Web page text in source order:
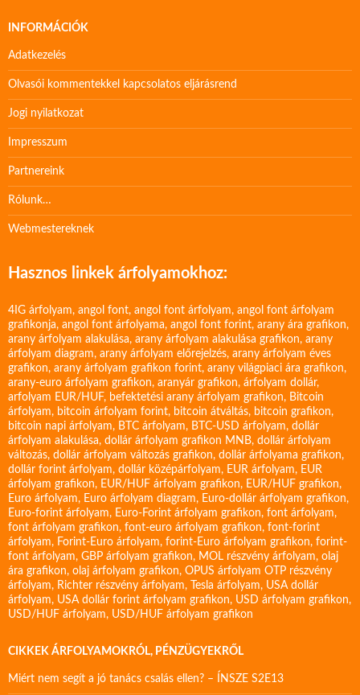
INFORMÁCIÓK
Adatkezelés
Olvasói kommentekkel kapcsolatos eljárásrend
Jogi nyilatkozat
Impresszum
Partnereink
Rólunk…
Webmestereknek
Hasznos linkek árfolyamokhoz:
4IG árfolyam, angol font, angol font árfolyam, angol font árfolyam
grafikonja, angol font árfolyama, angol font forint, arany ára grafikon,
arany árfolyam alakulása, arany árfolyam alakulása grafikon, arany
árfolyam diagram, arany árfolyam előrejelzés, arany árfolyam éves
grafikon, arany árfolyam grafikon forint, arany világpiaci ára grafikon,
arany-euro árfolyam grafikon, aranyár grafikon, árfolyam dollár,
arfolyam EUR/HUF, befektetési arany árfolyam grafikon, Bitcoin
árfolyam, bitcoin árfolyam forint, bitcoin átváltás, bitcoin grafikon,
bitcoin napi árfolyam, BTC árfolyam, BTC-USD árfolyam, dollár
árfolyam alakulása, dollár árfolyam grafikon MNB, dollár árfolyam
változás, dollár árfolyam változás grafikon, dollár árfolyama grafikon,
dollár forint árfolyam, dollár középárfolyam, EUR árfolyam, EUR
árfolyam grafikon, EUR/HUF árfolyam grafikon, EUR/HUF grafikon,
Euro árfolyam, Euro árfolyam diagram, Euro-dollár árfolyam grafikon,
Euro-forint árfolyam, Euro-Forint árfolyam grafikon, font árfolyam,
font árfolyam grafikon, font-euro árfolyam grafikon, font-forint
árfolyam, Forint-Euro árfolyam, forint-Euro árfolyam grafikon, forint-
font árfolyam, GBP árfolyam grafikon, MOL részvény árfolyam, olaj
ára grafikon, olaj árfolyam grafikon, OPUS árfolyam OTP részvény
árfolyam, Richter részvény árfolyam, Tesla árfolyam, USA dollár
árfolyam, USA dollár forint árfolyam grafikon, USD árfolyam grafikon,
USD/HUF árfolyam, USD/HUF árfolyam grafikon
CIKKEK ÁRFOLYAMOKRÓL, PÉNZÜGYEKRŐL
Miért nem segít a jó tanács csalás ellen? – ÍNSZE S2E13